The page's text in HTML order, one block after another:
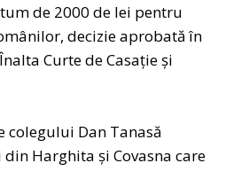
de 2000 de lei pentru
decizie aprobată în
Curte de Casație și
colegului Dan Tanasă
Harghita și Covasna care